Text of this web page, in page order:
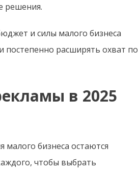
решения.
и силы малого бизнеса
постепенно расширять охват по
в 2025
малого бизнеса остаются
чтобы выбрать